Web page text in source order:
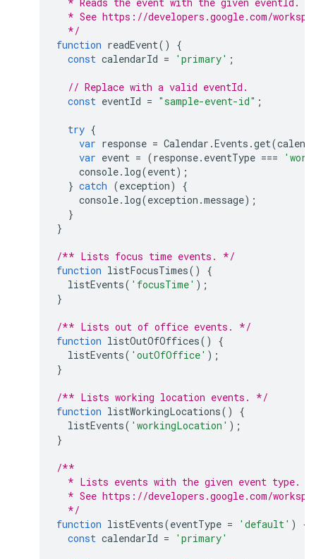
* See https://developers.google.com/
  */
function readEvent()
{
const calendarId = 'primary' ;
// Replace with a valid eventId.
const eventId = "sample-event-id" ;
try {
var response = Calendar .Events .get(
var event = (response. eventType ===
console. log(event);
} catch (exception)
{
console. log(exception .message);
}
}
/** Lists focus time events. */
function listFocusTimes()
{
listEvents( 'focusTime' );
}
/** Lists out of office events. */
function listOutOfOffices()
{
listEvents( 'outOfOffice' );
}
/** Lists working location events. */
function listWorkingLocations()
{
listEvents( 'workingLocation' );
}
/**
  * Lists events with the given event type.
* See https://developers.google.com/
  */
function listEvents(eventType = 'default' )
{
const calendarId = 'primary'